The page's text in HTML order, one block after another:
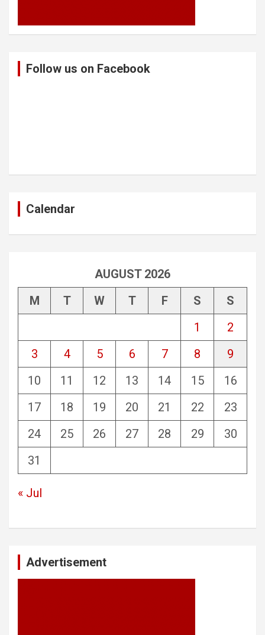
Follow us on Facebook
Calendar
AUGUST 2026
M
T W T F S
S
1
2
3
4 5 6 7 8
9
10
11 12 13 14 15
16
17
18 19 20 21 22
23
24
25 26 27 28 29
30
31
« Jul
Advertisement